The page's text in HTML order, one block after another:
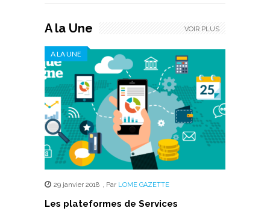
A la Une
A LA UNE
29 janvier 2018 , Par LOME GAZETTE
Les plateformes de Services
VOIR PLUS